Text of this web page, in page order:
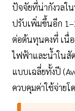
ปัจจัยที่น่ากังวลใ
ปรับเพิ่มขึ้นอีก
ต่อต้นทุนคงที่ เนื่อ
ไฟฟ้าและน้ำในสั
แบบเฉลี่ยทั้งปี
ควบคุมค่าใช้จ่ายโ